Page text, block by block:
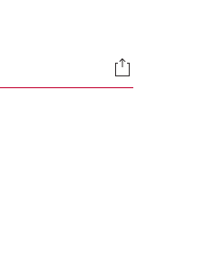
Socials